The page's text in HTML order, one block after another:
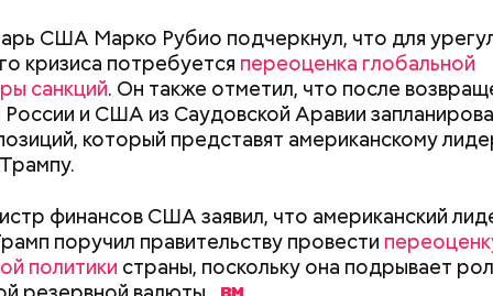
США Марко Рубио подчеркнул, что для
кризиса потребуется переоценка глобальной
санкций. Он также отметил, что после
России и США из Саудовской Аравии
который представят американскому
финансов США заявил, что американский
поручил правительству провести
политики страны, поскольку она подрывает
человеком в Японии, а в 2017-м — старейшим
Также она была последним человеком,
Тадзима умерла 21 апреля 2018 года, прожив
политика Инэдзиро Асанумы
Как узнать, снесут ли дом по
реновации в Москве: где
искать информацию и сроки
Как
диабета